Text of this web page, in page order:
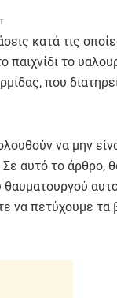
κατά τις
το
που
να μην
αυτό το άρθρο,
να πετύχουμε τα